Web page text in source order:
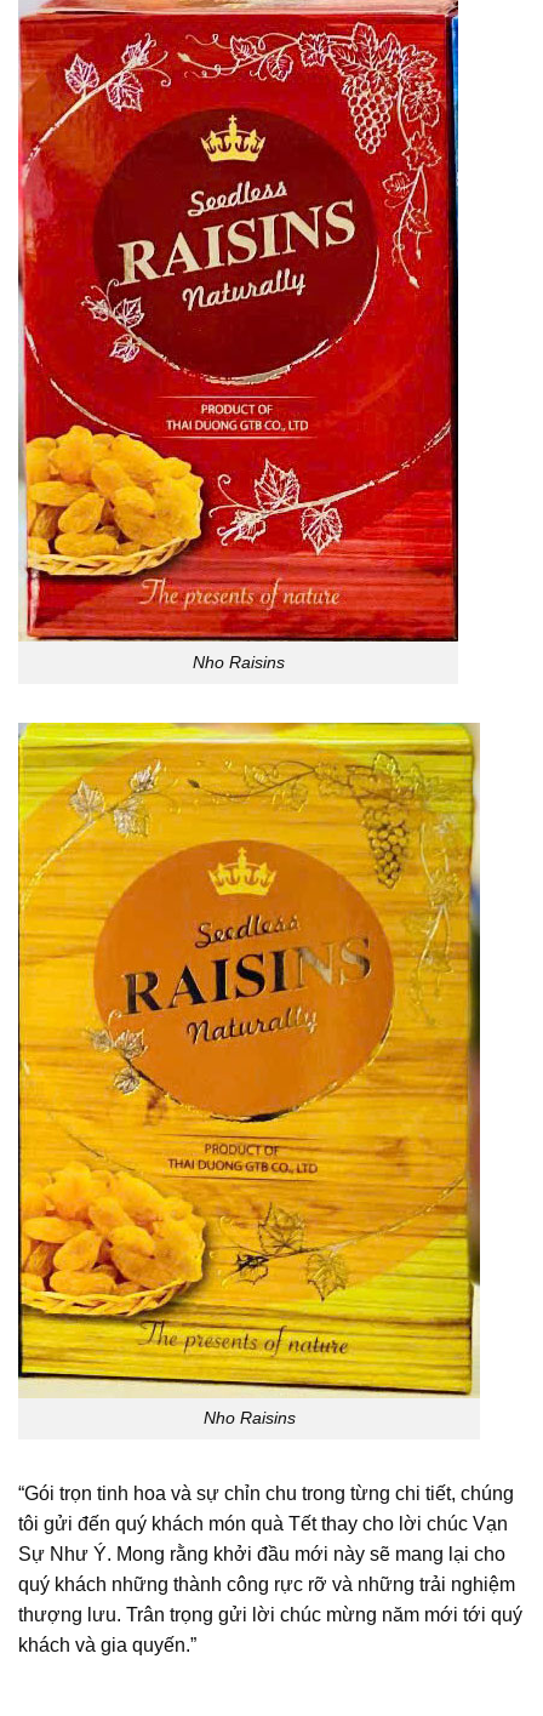
Nho Raisins
Nho Raisins
“Gói trọn tinh hoa và sự chỉn chu trong từng chi tiết, chúng
tôi gửi đến quý khách món quà Tết thay cho lời chúc Vạn
Sự Như Ý. Mong rằng khởi đầu mới này sẽ mang lại cho
quý khách những thành công rực rỡ và những trải nghiệm
thượng lưu. Trân trọng gửi lời chúc mừng năm mới tới quý
khách và gia quyến.”